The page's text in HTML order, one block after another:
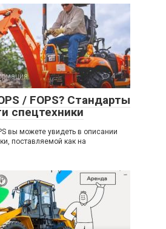
4
/ FOPS? Стандарты
спецтехники
вы можете увидеть в описании
поставляемой как на